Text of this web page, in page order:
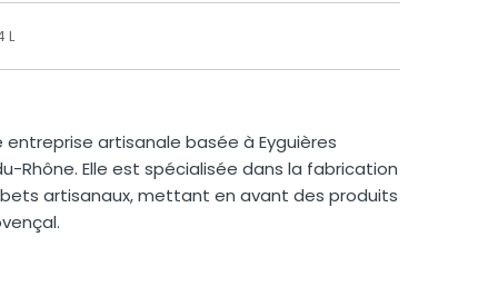
L
entreprise artisanale basée à Eyguières
Rhône. Elle est spécialisée dans la fabrication
artisanaux, mettant en avant des produits